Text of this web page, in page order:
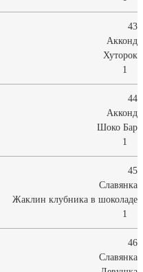
43
Акконд
Хуторок
1
44
Акконд
Шоко Бар
1
45
Славянка
Жаклин клубника в шоколаде
1
46
Славянка